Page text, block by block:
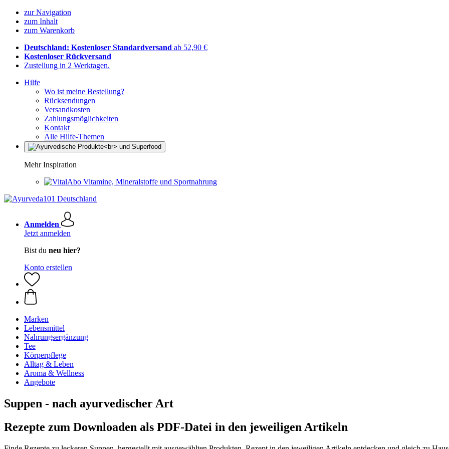
zur Navigation
zum Inhalt
zum Warenkorb
Deutschland: Kostenloser Standardversand ab 52,90 €
Kostenloser Rückversand
Zustellung in 2 Werktagen.
Hilfe
Wo ist meine Bestellung?
Rücksendungen
Versandkosten
Zahlungsmöglichkeiten
Kontakt
Alle Hilfe-Themen
Mehr Inspiration
Vitamine, Mineralstoffe und Sportnahrung
Anmelden
Jetzt anmelden
Bist du neu hier?
Konto erstellen
Marken
Lebensmittel
Nahrungsergänzung
Tee
Körperpflege
Alltag & Leben
Aroma & Wellness
Angebote
Suppen - nach ayurvedischer Art
Rezepte zum Downloaden als PDF-Datei in den jeweiligen Artikeln